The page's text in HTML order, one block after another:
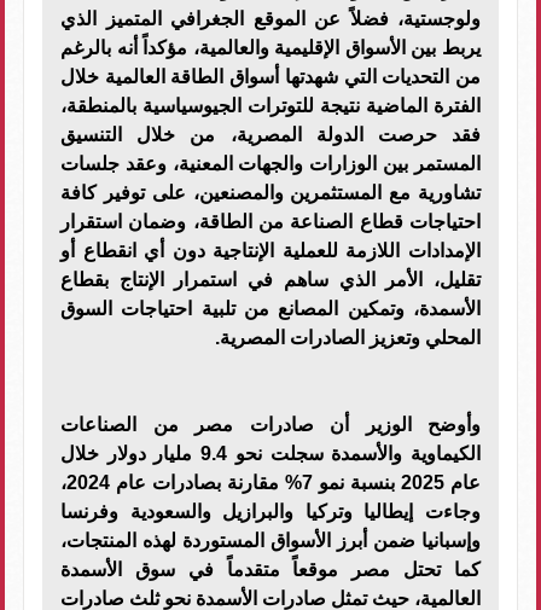
ولوجستية، فضلاً عن الموقع الجغرافي المتميز الذي
يربط بين الأسواق الإقليمية والعالمية، مؤكداً أنه بالرغم
من التحديات التي شهدتها أسواق الطاقة العالمية خلال
الفترة الماضية نتيجة للتوترات الجيوسياسية بالمنطقة،
فقد حرصت الدولة المصرية، من خلال التنسيق
المستمر بين الوزارات والجهات المعنية، وعقد جلسات
تشاورية مع المستثمرين والمصنعين، على توفير كافة
احتياجات قطاع الصناعة من الطاقة، وضمان استقرار
الإمدادات اللازمة للعملية الإنتاجية دون أي انقطاع أو
تقليل، الأمر الذي ساهم في استمرار الإنتاج بقطاع
الأسمدة، وتمكين المصانع من تلبية احتياجات السوق
المحلي وتعزيز الصادرات المصرية.
وأوضح الوزير أن صادرات مصر من الصناعات
الكيماوية والأسمدة سجلت نحو 9.4 مليار دولار خلال
عام 2025 بنسبة نمو 7% مقارنة بصادرات عام 2024،
وجاءت إيطاليا وتركيا والبرازيل والسعودية وفرنسا
وإسبانيا ضمن أبرز الأسواق المستوردة لهذه المنتجات،
كما تحتل مصر موقعاً متقدماً في سوق الأسمدة
العالمية، حيث تمثل صادرات الأسمدة نحو ثلث صادرات